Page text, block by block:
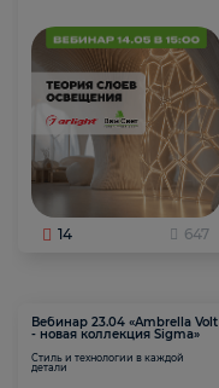
14 647
Вебинар 23.04 «Ambrella Volt
- новая коллекция Sigma»
Стиль и технологии в каждой
детали